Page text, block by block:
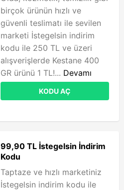
birçok ürünün hızlı ve
güvenli teslimatı ile sevilen
marketi İstegelsin indirim
kodu ile 250 TL ve üzeri
alışverişlerde Kestane 400
GR ürünü 1 TL!... Devamı
KODU AÇ
99,90 TL İstegelsin İndirim
Kodu
Taptaze ve hızlı marketiniz
İstegelsin indirim kodu ile